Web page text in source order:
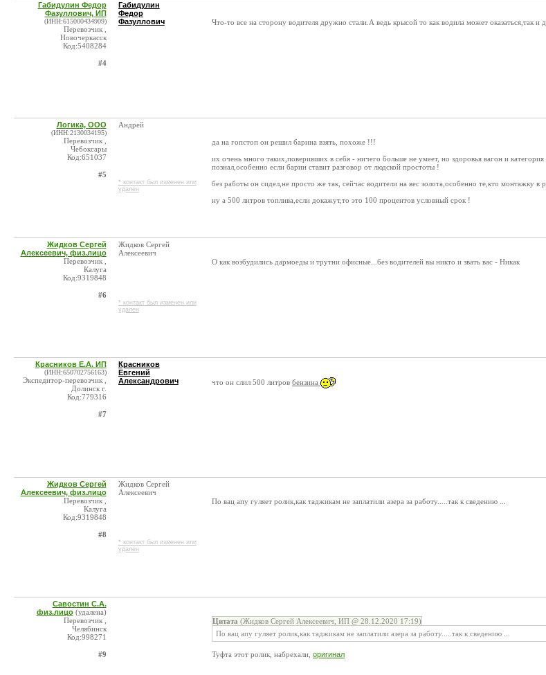
Габидулин Федор
Фазуллович, ИП
(ИНН:615000434909)
Перевозчик ,
Новочеркасск
Код:5408284
#4
Габидулин
Федор
Фазуллович
Что-то все на сторону водителя дружно стали.А ведь крысой то как водила может оказаться,так
Логика, ООО
(ИНН:2130034195)
Перевозчик ,
Чебоксары
Код:651037
#5
Андрей
* контакт был изменен или
удален
да на гопстоп он решил барина взять, похоже !!!
их очень много таких,поверивших в себя - ничего больше не умеет, но здоровья вагон и
познал,особенно если барин ставит разговор от людской простоты !
без работы он сидел,не просто же так, сейчас водители на вес золота,особенно те,кто монтажку в
ну а 500 литров топлива,если докажут,то это 100 процентов условный срок !
Жидков Сергей
Алексеевич, физ.лицо
Перевозчик ,
Калуга
Код:9319848
#6
Жидков Сергей
Алексеевич
* контакт был изменен или
удален
О как возбудились дармоеды и трутни офисные...без водителей вы никто и звать вас - Никак
Красников Е.А. ИП
(ИНН:650702756163)
Экспедитор-перевозчик ,
Долинск г.
Код:779316
#7
Красников
Евгений
Александрович
что он слил 500 литров бензина
Жидков Сергей
Алексеевич, физ.лицо
Перевозчик ,
Калуга
Код:9319848
#8
Жидков Сергей
Алексеевич
* контакт был изменен или
удален
По вац апу гуляет ролик,как таджикам не заплатили азера за работу.....так к сведению ...
Савостин С.А.
физ.лицо (удалена)
Перевозчик ,
Челябинск
Код:998271
#9
Цитата (Жидков Сергей Алексеевич, ИП @ 28.12.2020 17:19)
По вац апу гуляет ролик,как таджикам не заплатили азера за работу.....так к сведению ...
Туфта этот ролик, набрехали, оригинал